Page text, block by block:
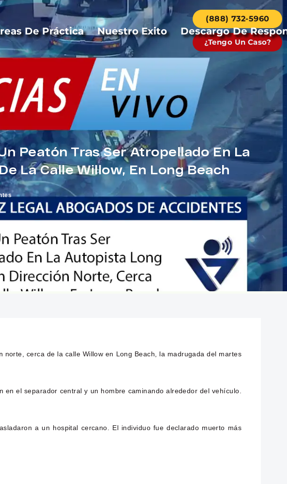
De Práctica Nuestro Exito Descargo De
(888) 732-5960
¿Tengo Un Caso?
Peatón Tras Ser Atropellado En La
La Calle Willow, En Long Beach
norte, cerca de la calle Willow en Long Beach, la madrugada del martes
el separador central y un hombre caminando alrededor del vehículo.
a un hospital cercano. El individuo fue declarado muerto más